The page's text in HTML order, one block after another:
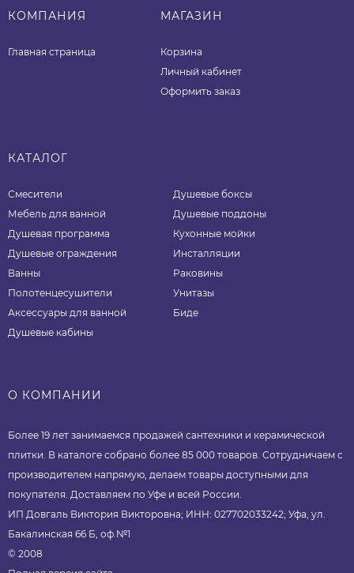
КОМПАНИЯ
Главная страница
МАГАЗИН
Корзина
Личный кабинет
Оформить заказ
КАТАЛОГ
Смесители
Мебель для ванной
Душевая программа
Душевые ограждения
Ванны
Полотенцесушители
Аксессуары для ванной
Душевые кабины
Душевые боксы
Душевые поддоны
Кухонные мойки
Инсталляции
Раковины
Унитазы
Биде
О КОМПАНИИ
Более 19 лет занимаемся продажей сантехники и керамической
плитки. В каталоге собрано более 85 000 товаров. Сотрудничаем с
производителем напрямую, делаем товары доступными для
покупателя. Доставляем по Уфе и всей России.
ИП Довгаль Виктория Викторовна; ИНН: 027702033242; Уфа, ул.
Бакалинская 66 Б, оф.№1
© 2008